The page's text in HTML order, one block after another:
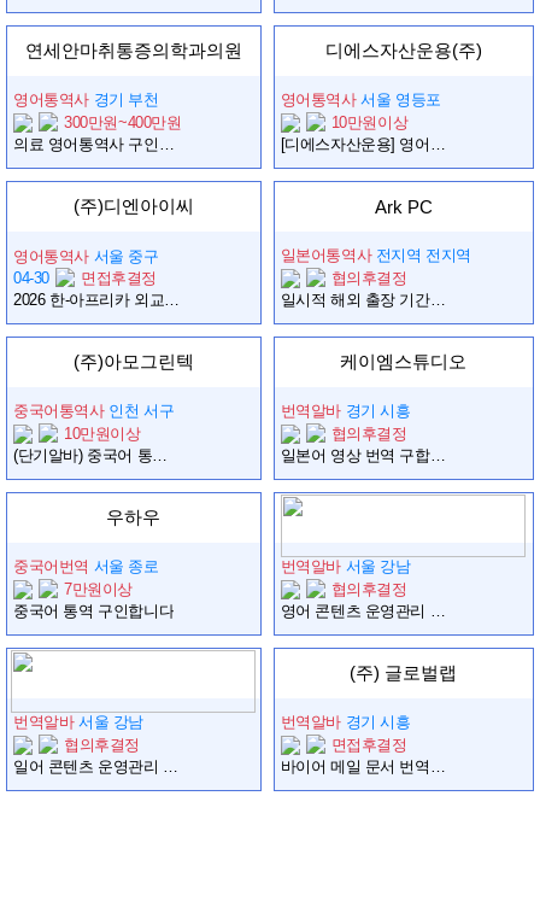
연세안마취통증의학과의원
영어통역사 경기 부천
300만원~400만원
디에스자산운용(주)
영어통역사 서울 영등포
10만원이상
(주)디엔아이씨
영어통역사 서울 중구
04-30
면접후결정
Ark PC
일본어통역사 전지역 전지역
협의후결정
일시적 해외 출장 기간 대략 1주일 (1~2일 자유) 수행통역사 구합니다.
(주)아모그린텍
중국어통역사 인천 서구
10만원이상
케이엠스튜디오
번역알바 경기 시흥
협의후결정
일본어 영상 번역 구합니다!
우하우
중국어번역 서울 종로
7만원이상
중국어 통역 구인합니다
번역알바 서울 강남
협의후결정
번역알바 서울 강남
협의후결정
(주) 글로벌랩
번역알바 경기 시흥
면접후결정